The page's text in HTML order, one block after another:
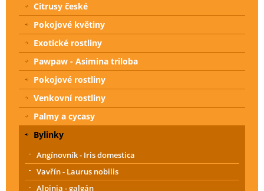
Citrusy české
Pokojové květiny
Exotické rostliny
Pawpaw - Asimina triloba
Pokojové rostliny
Venkovní rostliny
Palmy a cycasy
Bylinky
Angínovník - Iris domestica
Vavřín - Laurus nobilis
Alpinia - galgán